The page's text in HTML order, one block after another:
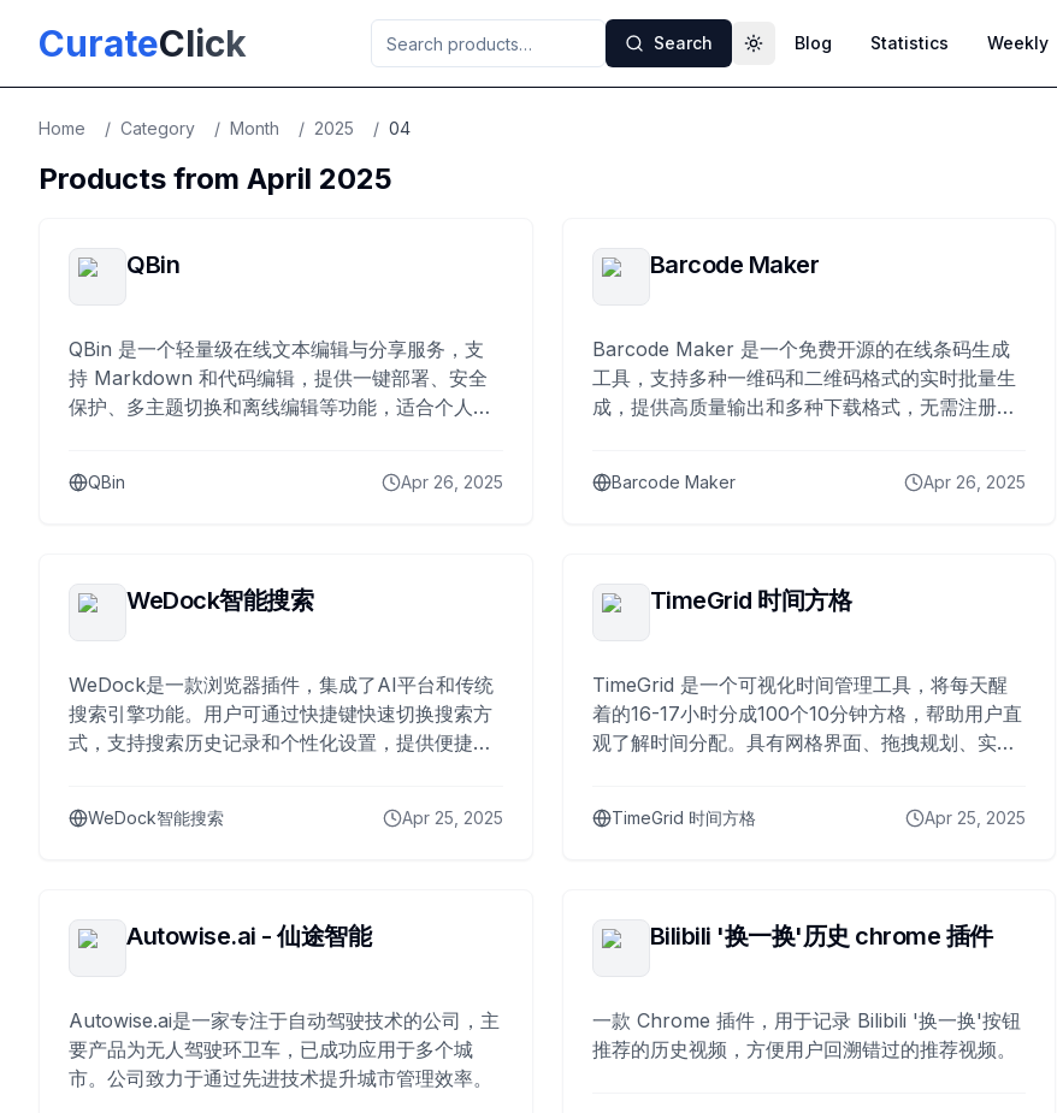
CurateClick Search Toggle theme
Blog Statistics Weekly
Home / Category / Month / 2025 / 04
Products from April 2025
QBin
QBin 是一个轻量级在线文本编辑与分享服务，支
持 Markdown 和代码编辑，提供一键部署、安全
保护、多主题切换和离线编辑等功能，适合个人笔
QBin Apr 26, 2025
Barcode Maker
Barcode Maker 是一个免费开源的在线条码生成
工具，支持多种一维码和二维码格式的实时批量生
成，提供高质量输出和多种下载格式，无需注册且
Barcode Maker Apr 26, 2025
WeDock智能搜索
WeDock是一款浏览器插件，集成了AI平台和传统
搜索引擎功能。用户可通过快捷键快速切换搜索方
式，支持搜索历史记录和个性化设置，提供便捷的
WeDock智能搜索 Apr 25, 2025
TimeGrid 时间方格
TimeGrid 是一个可视化时间管理工具，将每天醒
着的16-17小时分成100个10分钟方格，帮助用户直
观了解时间分配。具有网格界面、拖拽规划、实时
TimeGrid 时间方格 Apr 25, 2025
Autowise.ai - 仙途智能
Autowise.ai是一家专注于自动驾驶技术的公司，主
要产品为无人驾驶环卫车，已成功应用于多个城
市。公司致力于通过先进技术提升城市管理效率。
Bilibili '换一换'历史 chrome 插件
一款 Chrome 插件，用于记录 Bilibili '换一换'按钮
推荐的历史视频，方便用户回溯错过的推荐视频。